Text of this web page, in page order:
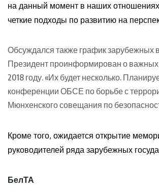
на данный момент в наших
четкие подходы по развитию на
Обсуждался также график зарубежных
Президент проинформирован о
2018 году. «Их будет несколько.
конференции ОБСЕ по борьбе с
Мюнхенского совещания по
Кроме того, ожидается открытие
руководителей ряда зарубежных
БелТА